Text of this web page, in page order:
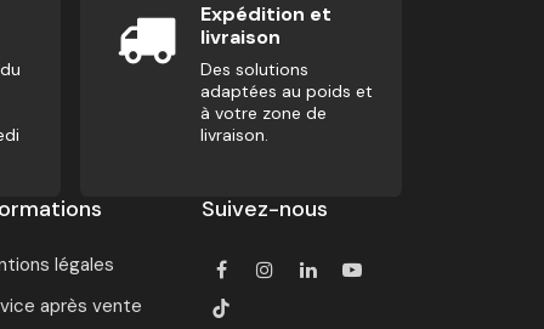
Expédition et
livraison
Des solutions
adaptées au poids et
à votre zone de
livraison.
légales
après vente
Suivez-nous